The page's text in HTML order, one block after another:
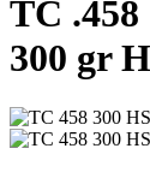
TC .458
300 gr